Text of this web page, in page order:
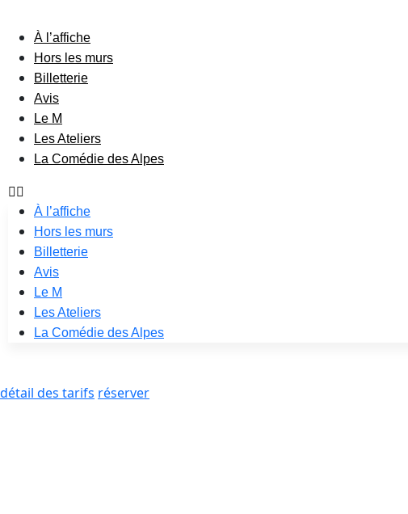
À l’affiche
Hors les murs
Billetterie
Avis
Le M
Les Ateliers
La Comédie des Alpes
À l’affiche
Hors les murs
Billetterie
Avis
Le M
Les Ateliers
La Comédie des Alpes
détail des tarifs réserver